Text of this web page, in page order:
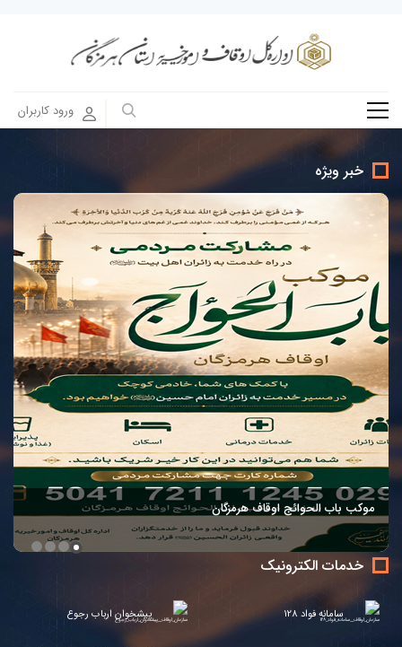
ورود کاربران
خدمات الکترونیک
سامانه فواد 128 پیشخوان ارباب رجوع
خبر ویژه
موکب باب الحوائج اوقاف هرمزگان